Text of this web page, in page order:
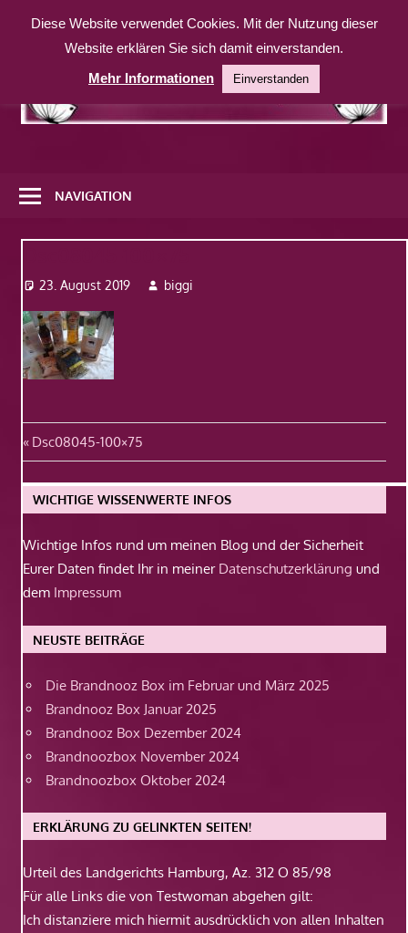
Inhalt
weitere
Website
NAVIGATION
23. August 2019 biggi
Beitragsnavigation
Vorheriger
Beitrag:
Dsc08045-100×75
WICHTIGE WISSENWERTE INFOS
Wichtige Infos rund um meinen Blog und der Sicherheit
Eurer Daten findet Ihr in meiner Datenschutzerklärung und
dem Impressum
NEUSTE BEITRÄGE
Die Brandnooz Box im Februar und März 2025
Brandnooz Box Januar 2025
Brandnooz Box Dezember 2024
Brandnoozbox November 2024
Brandnoozbox Oktober 2024
ERKLÄRUNG ZU GELINKTEN SEITEN!
Urteil des Landgerichts Hamburg, Az. 312 O 85/98
Für alle Links die von Testwoman abgehen gilt:
Ich distanziere mich hiermit ausdrücklich von allen Inhalten
Diese Website verwendet Cookies. Mit der Nutzung dieser
Website erklären Sie sich damit einverstanden.
Mehr Informationen
Einverstanden